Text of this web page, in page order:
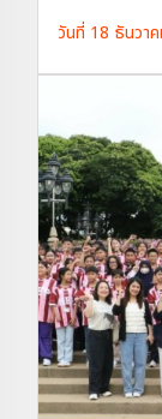
วันที่ 18 ธันวา